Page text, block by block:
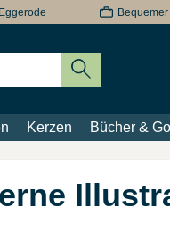
Kerzen Bücher &